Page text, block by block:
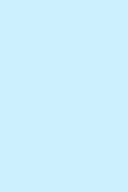
los suplementos de